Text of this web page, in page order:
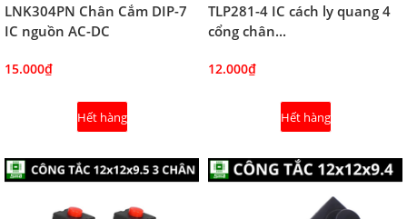
LNK304PN Chân Cắm DIP-7
IC nguồn AC-DC
15.000₫
Hết hàng
TLP281-4 IC cách ly quang 4
cổng chân...
12.000₫
Hết hàng